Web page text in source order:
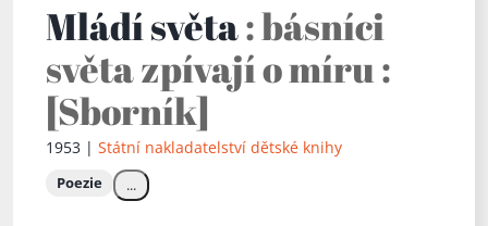
Mládí světa: básníci
světa zpívají o míru :
[Sborník]
1953 | Státní nakladatelství dětské knihy
Poezie ...